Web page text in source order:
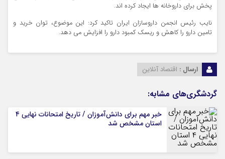
پخش برای داروخانه ها ایجاد کرده اند.
نایب رئیس انجمن داروسازان ایران تاکید کرد: این موضوع، توان خرید و
تامین دارو را کاهش و ریسک کمبود دارو را افزایش می دهد.
ارسال : اقتصاد آنلاین
گردشگری‌های مشابه:
خبر مهم برای دانش‌آموزان / تاریخ امتحانات نهایی ۴
استان مشخص شد